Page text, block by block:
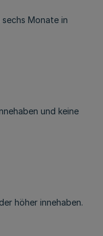
Monate in
und keine
höher innehaben.